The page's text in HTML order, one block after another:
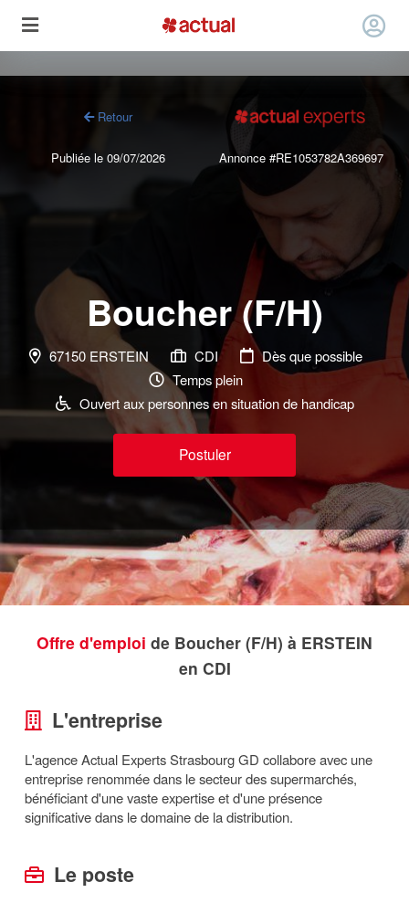
Retour
Publiée le 09/07/2026 Annonce #RE1053782A369697
Boucher (F/H)
67150 ERSTEIN CDI
Dès que possible
Temps plein
Ouvert aux personnes en situation de handicap
Postuler
Offre d'emploi de Boucher (F/H) à ERSTEIN
en CDI
L'entreprise
L'agence Actual Experts Strasbourg GD collabore avec une
entreprise renommée dans le secteur des supermarchés,
bénéficiant d'une vaste expertise et d'une présence
significative dans le domaine de la distribution.
Le poste